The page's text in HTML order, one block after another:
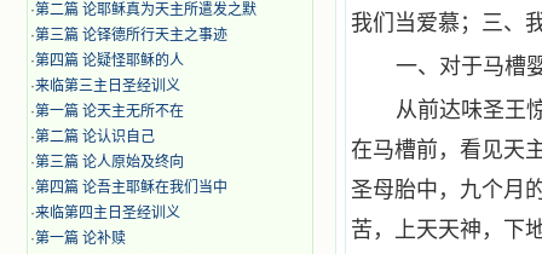
·第二篇 论耶稣真为天主所遣发之默
·第三篇 论铎德所行天主之事迹
·第四篇 论疑怪耶稣的人
·来临第三主日圣经训义
·第一篇 论天主无所不在
·第二篇 论认识自己
·第三篇 论人原始及终向
·第四篇 论吾主耶稣在我们当中
·来临第四主日圣经训义
·第一篇 论补赎
我们当爱慕；三、
一、对于马槽
从前达味圣王
在马槽前，看见天
圣母胎中，九个月
苦，上天天神，下